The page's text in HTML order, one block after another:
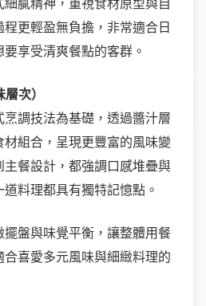
更輕盈無負擔，非常適合日
享受清爽餐點的客群。
次）
烹調技法為基礎，透過醬汁層
組合，呈現更豐富的風味變
餐設計，都強調口感堆疊與
料理都具有獨特記憶點。
盤與味覺平衡，讓整體用餐
喜愛多元風味與細緻料理的